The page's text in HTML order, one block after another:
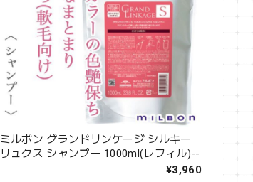
ミルボン グランドリンケージ シルキー
リュクス シャンプー 1000ml(レフィル)--
¥3,960